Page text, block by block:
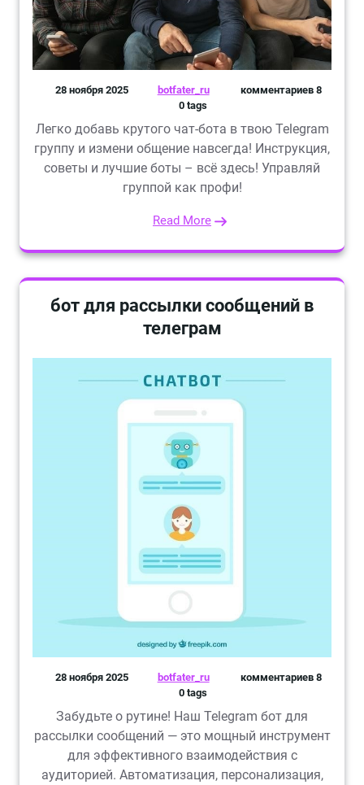
28 ноября 2025 botfater_ru
комментариев 8
0 tags
Легко добавь крутого чат-бота в твою Telegram
группу и измени общение навсегда! Инструкция,
советы и лучшие боты – всё здесь! Управляй
группой как профи!
Read More
бот для рассылки сообщений в
телеграм
28 ноября 2025 botfater_ru
комментариев 8
0 tags
Забудьте о рутине! Наш Telegram бот для
рассылки сообщений — это мощный инструмент
для эффективного взаимодействия с
аудиторией. Автоматизация, персонализация,